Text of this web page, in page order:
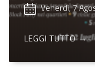
Venerdì, 7
LEGGI TUTTO →